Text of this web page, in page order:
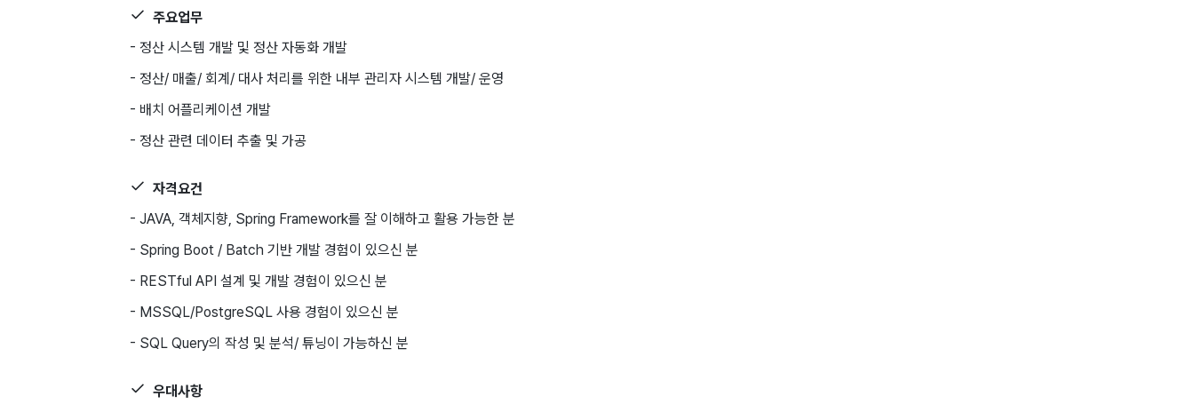
주요업무
- 정산 시스템 개발 및 정산 자동화 개발
- 정산/ 매출/ 회계/ 대사 처리를 위한 내부 관리자 시스템 개발/ 운영
- 배치 어플리케이션 개발
- 정산 관련 데이터 추출 및 가공
자격요건
- JAVA, 객체지향, Spring Framework를 잘 이해하고 활용 가능한 분
- Spring Boot / Batch 기반 개발 경험이 있으신 분
- RESTful API 설계 및 개발 경험이 있으신 분
- MSSQL/PostgreSQL 사용 경험이 있으신 분
- SQL Query의 작성 및 분석/ 튜닝이 가능하신 분
우대사항